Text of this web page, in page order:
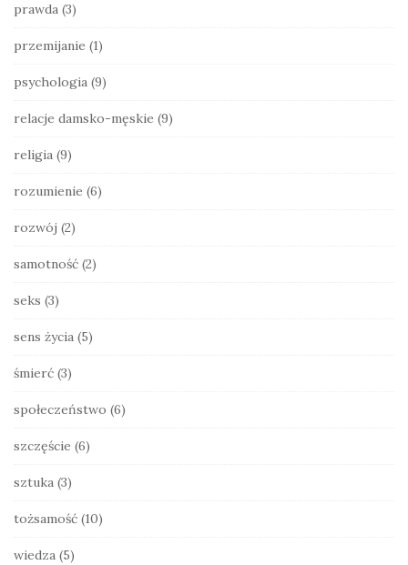
prawda (3)
przemijanie (1)
psychologia (9)
relacje damsko-męskie (9)
religia (9)
rozumienie (6)
rozwój (2)
samotność (2)
seks (3)
sens życia (5)
śmierć (3)
społeczeństwo (6)
szczęście (6)
sztuka (3)
tożsamość (10)
wiedza (5)